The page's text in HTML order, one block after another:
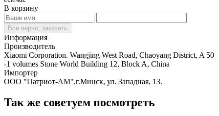
В корзину
Все верно, заказать
Информация
Производитель
Xiaomi Corporation. Wangjing West Road, Chaoyang District, A 50
-1 volumes Stone World Building 12, Block A, China
Импортер
ООО "Патриот-АМ",г.Минск, ул. Западная, 13.
Так же советуем посмотреть